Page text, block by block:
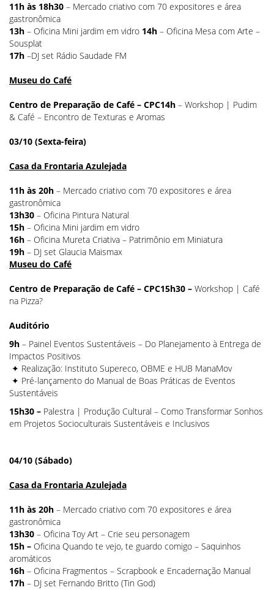
11h às 18h30 – Mercado criativo com 70 expositores e área
gastronômica
13h – Oficina Mini jardim em vidro 14h – Oficina Mesa com Arte –
Sousplat
17h –DJ set Rádio Saudade FM
Museu do Café
Centro de Preparação de Café – CPC14h – Workshop | Pudim
& Café – Encontro de Texturas e Aromas
03/10 (Sexta-feira)
Casa da Frontaria Azulejada
11h às 20h – Mercado criativo com 70 expositores e área
gastronômica
13h30 – Oficina Pintura Natural
15h – Oficina Mini jardim em vidro
16h – Oficina Mureta Criativa – Patrimônio em Miniatura
19h – DJ set Glaucia Maismax
Museu do Café
Centro de Preparação de Café – CPC15h30 – Workshop | Café
na Pizza?
Auditório
9h – Painel Eventos Sustentáveis – Do Planejamento à Entrega de
Impactos Positivos
✦ Realização: Instituto Supereco, OBME e HUB ManaMov
✦ Pré-lançamento do Manual de Boas Práticas de Eventos
Sustentáveis
15h30 – Palestra | Produção Cultural – Como Transformar Sonhos
em Projetos Socioculturais Sustentáveis e Inclusivos
04/10 (Sábado)
Casa da Frontaria Azulejada
11h às 20h – Mercado criativo com 70 expositores e área
gastronômica
13h30 – Oficina Toy Art – Crie seu personagem
15h – Oficina Quando te vejo, te guardo comigo – Saquinhos
aromáticos
16h – Oficina Fragmentos – Scrapbook e Encadernação Manual
17h – DJ set Fernando Britto (Tin God)